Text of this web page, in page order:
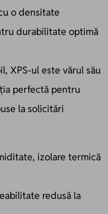
o densitate
durabilitate optimă
XPS-ul este vărul său
perfectă pentru
la solicitări
izolare termică
redusă la